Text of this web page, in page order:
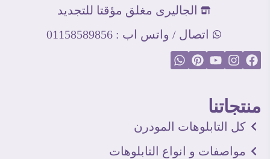
الجاليرى مغلق مؤقتا للتجديد
اتصال / واتس اب : 01158589856
منتجاتنا
كل التابلوهات المودرن
مواصفات و انواع التابلوهات